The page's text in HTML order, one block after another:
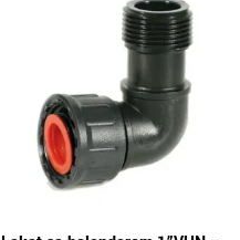
Opcije
mogu
biti
izabrane
na
stranici
proizvoda.